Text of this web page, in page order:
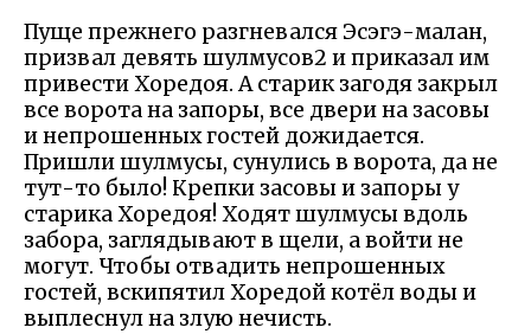
Пуще прежнего разгневался Эсэгэ-малан,
призвал девять шулмусов2 и приказал им
привести Хоредоя. А старик загодя закрыл
все ворота на запоры, все двери на засовы
и непрошенных гостей дожидается.
Пришли шулмусы, сунулись в ворота, да не
тут-то было! Крепки засовы и запоры у
старика Хоредоя! Ходят шулмусы вдоль
забора, заглядывают в щели, а войти не
могут. Чтобы отвадить непрошенных
гостей, вскипятил Хоредой котёл воды и
выплеснул на злую нечисть.